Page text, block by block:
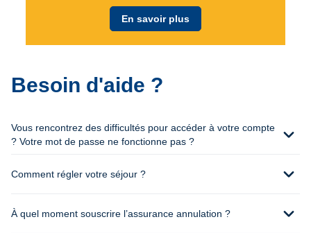
En savoir plus
Besoin d'aide ?
Vous rencontrez des difficultés pour accéder à votre compte
? Votre mot de passe ne fonctionne pas ?
expand_more
Comment régler votre séjour ? expand_more
À quel moment souscrire l’assurance annulation ? expand_more